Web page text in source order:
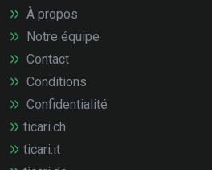
À propos
Notre équipe
Contact
Conditions
Confidentialité
ticari.ch
ticari.it